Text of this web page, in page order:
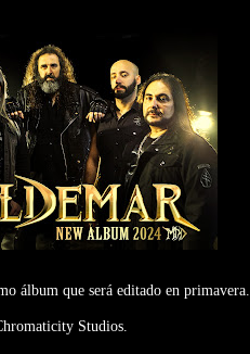
álbum que será editado en primavera.
Studios.